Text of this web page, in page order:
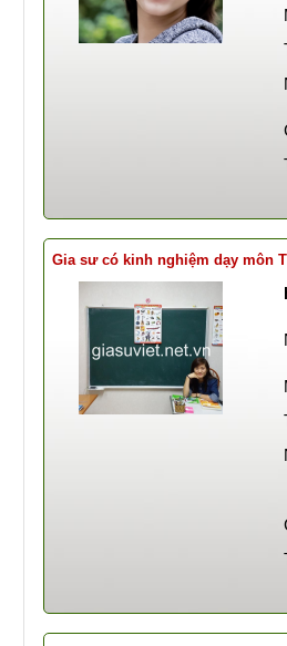
Gia sư có kinh nghiệm dạy môn